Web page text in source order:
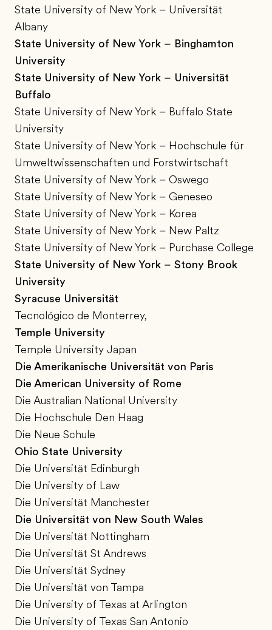
State University of New York – Universität
Albany
State University of New York – Binghamton
University
State University of New York – Universität
Buffalo
State University of New York – Buffalo State
University
State University of New York – Hochschule für
Umweltwissenschaften und Forstwirtschaft
State University of New York – Oswego
State University of New York – Geneseo
State University of New York – Korea
State University of New York – New Paltz
State University of New York – Purchase College
State University of New York – Stony Brook
University
Syracuse Universität
Tecnológico de Monterrey,
Temple University
Temple University Japan
Die Amerikanische Universität von Paris
Die American University of Rome
Die Australian National University
Die Hochschule Den Haag
Die Neue Schule
Ohio State University
Die Universität Edinburgh
Die University of Law
Die Universität Manchester
Die Universität von New South Wales
Die Universität Nottingham
Die Universität St Andrews
Die Universität Sydney
Die Universität von Tampa
Die University of Texas at Arlington
Die University of Texas San Antonio